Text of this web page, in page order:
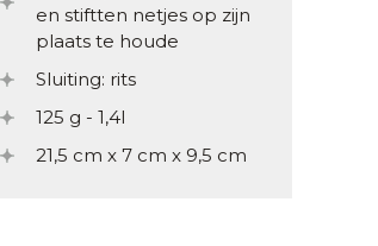
en stiftten netjes op zijn
plaats te houde
Sluiting: rits
125 g - 1,4l
21,5 cm x 7 cm x 9,5 cm